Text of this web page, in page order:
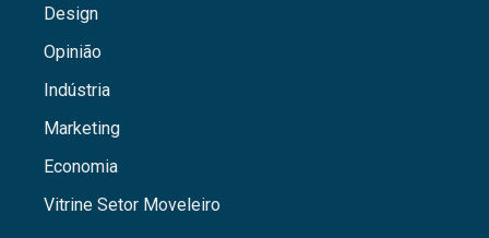
Design
Opinião
Indústria
Marketing
Economia
Vitrine Setor Moveleiro